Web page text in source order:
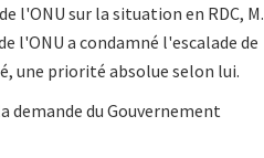
l'ONU sur la situation en RDC, M.
l'ONU a condamné l'escalade de
une priorité absolue selon lui.
demande du Gouvernement